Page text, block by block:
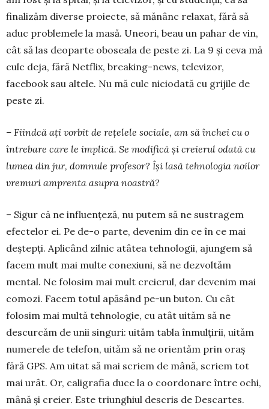
finalizăm diverse proiecte, să mă­nânc relaxat, fără să
aduc problemele la masă. Une­ori, beau un pahar de vin,
cât să las deoparte obo­seala de peste zi. La 9 și ceva mă
culc deja, fără Net­flix, breaking-news, televizor,
facebook sau altele. Nu mă culc niciodată cu grijile de
peste zi.
– Fiindcă ați vorbit de rețelele sociale, am să închei cu o
întrebare care le implică. Se modifică și creierul odată cu
lumea din jur, domnule pro­fesor? Își lasă tehnologia noilor
vremuri am­prenta asupra noastră?
– Sigur că ne influențeză, nu putem să ne sus­tragem
efectelor ei. Pe de-o parte, devenim din ce în ce mai
deștepți. Aplicând zilnic atâtea tehnologii, ajungem să
facem mult mai multe conexiuni, să ne dezvoltăm
mental. Ne folosim mai mult creierul, dar devenim mai
comozi. Facem totul apăsând pe-un buton. Cu cât
folosim mai multă tehnologie, cu atât uităm să ne
descurcăm de unii singuri: uităm tabla înmulțirii, uităm
numerele de telefon, uităm să ne orientăm prin oraș
fără GPS. Am uitat să mai scriem de mână, scriem tot
mai urât. Or, caligrafia duce la o coordonare între ochi,
mână și creier. Este triunghiul descris de Descartes.